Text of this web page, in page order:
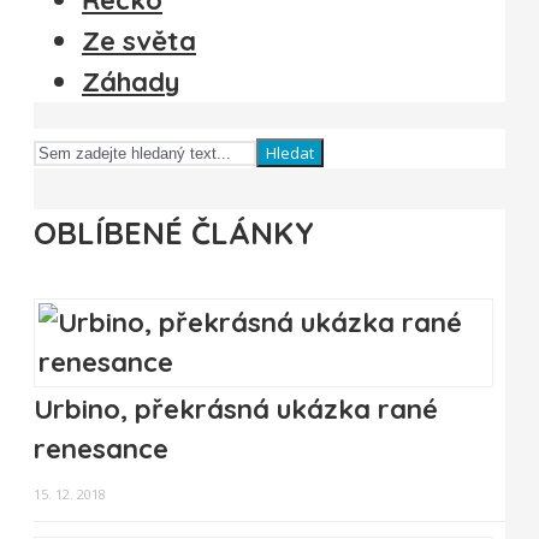
Ze světa
Záhady
Hledat
OBLÍBENÉ ČLÁNKY
Urbino, překrásná ukázka rané
renesance
15. 12. 2018